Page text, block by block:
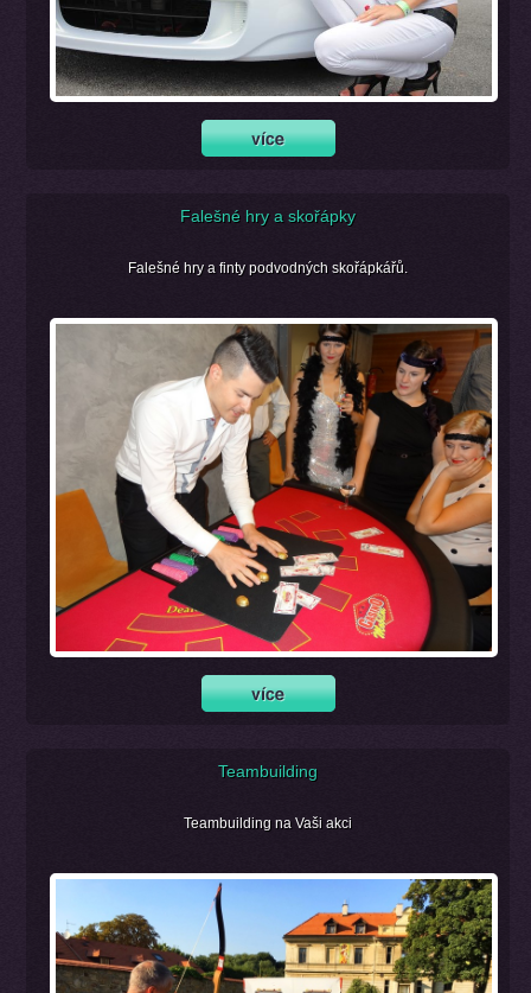
Falešné hry a skořápky
Falešné hry a finty podvodných skořápkářů.
Teambuilding
Teambuilding na Vaši akci